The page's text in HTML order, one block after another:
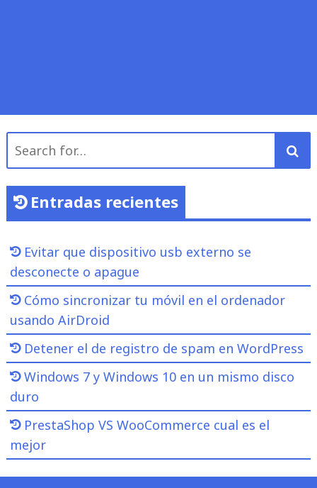
for:
Entradas recientes
Evitar que dispositivo usb externo se
desconecte o apague
Cómo sincronizar tu móvil en el ordenador
usando AirDroid
Detener el de registro de spam en WordPress
Windows 7 y Windows 10 en un mismo disco
duro
PrestaShop VS WooCommerce cual es el
mejor